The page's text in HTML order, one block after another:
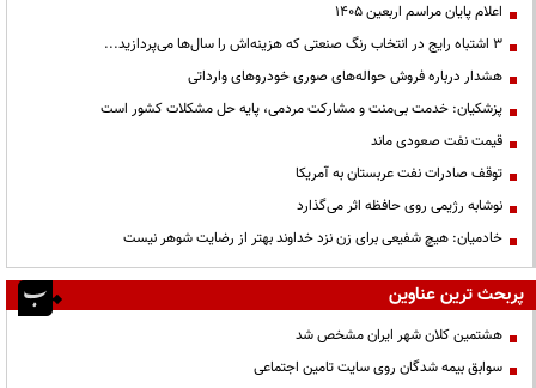
اعلام پایان مراسم اربعین ۱۴۰۵
3 اشتباه رایج در انتخاب رنگ صنعتی که هزینه‌اش را سال‌ها می‌پردازید...
هشدار درباره فروش حواله‌های صوری خودروهای وارداتی
پزشکیان: خدمت بی‌منت و مشارکت مردمی، پایه حل مشکلات کشور است
قیمت نفت صعودی ماند
توقف صادرات نفت عربستان به آمریکا
نوشابه رژیمی روی حافظه اثر می‌گذارد
خادمیان: هیچ شفیعی برای زن نزد خداوند بهتر از رضایت شوهر نیست
پربحث ترین عناوین
هشتمین کلان شهر ایران مشخص شد
سوابق بیمه شدگان روی سایت تامین اجتماعی